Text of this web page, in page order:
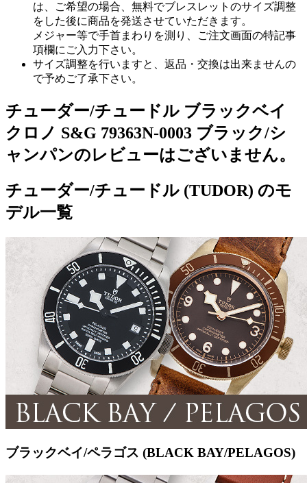
は、ご希望の場合、無料でブレスレットのサイズ調整
をした後に商品を発送させていただきます。
メジャー等で手首まわりを測り、ご注文画面の特記事
項欄にご入力下さい。
サイズ調整を行いますと、返品・交換は出来ませんの
で予めご了承下さい。
チューダー/チュードル ブラックベイ
クロノ S&G 79363N-0003 ブラック/シ
ャンパンのレビューはございません。
チューダー/チュードル (TUDOR) のモ
デル一覧
ブラックベイ/ペラゴス (BLACK BAY/PELAGOS)